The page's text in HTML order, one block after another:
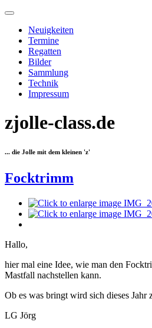
Neuigkeiten
Termine
Regatten
Bilder
Sammlung
Technik
Impressum
zjolle-class.de
... die Jolle mit dem kleinen 'z'
Focktrimm
Hallo,
hier mal eine Idee, wie man den
Mastfall nachstellen kann.
Ob es was bringt wird sich dieses Jahr
LG Jörg